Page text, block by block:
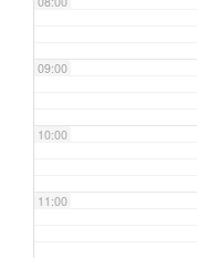
09:00
10:00
11:00